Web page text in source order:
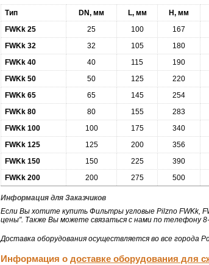
Тип DN, мм L, мм H, мм
FWKk 25
25 100 167
FWKk 32
32 105 180
FWKk 40
40 115 190
FWKk 50
50 125 220
FWKk 65
65 145 254
FWKk 80
80 155 283
FWKk 100
100 175 340
FWKk 125
125 200 356
FWKk 150
150 225 390
FWKk 200
200 275 500
Информация для Заказчиков
Если Вы хотите купить Фильтры угловые Pilzno FWKk,
цены". Также Вы можете связаться с нами по телефону
Доставка оборудования осуществляется во все города
Информация о доставке оборудования для